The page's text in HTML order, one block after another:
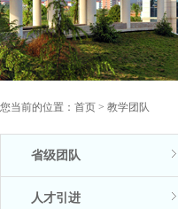
您当前的位置： 首页 > 教学团队
省级团队
人才引进